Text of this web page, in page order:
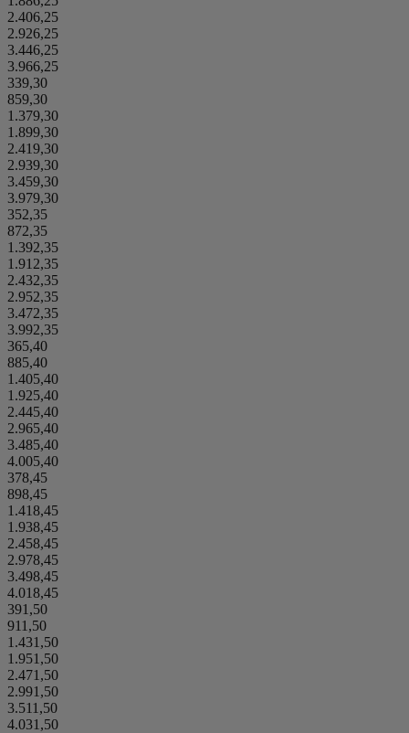
2.406,25
2.926,25
3.446,25
3.966,25
339,30
859,30
1.379,30
1.899,30
2.419,30
2.939,30
3.459,30
3.979,30
352,35
872,35
1.392,35
1.912,35
2.432,35
2.952,35
3.472,35
3.992,35
365,40
885,40
1.405,40
1.925,40
2.445,40
2.965,40
3.485,40
4.005,40
378,45
898,45
1.418,45
1.938,45
2.458,45
2.978,45
3.498,45
4.018,45
391,50
911,50
1.431,50
1.951,50
2.471,50
2.991,50
3.511,50
4.031,50